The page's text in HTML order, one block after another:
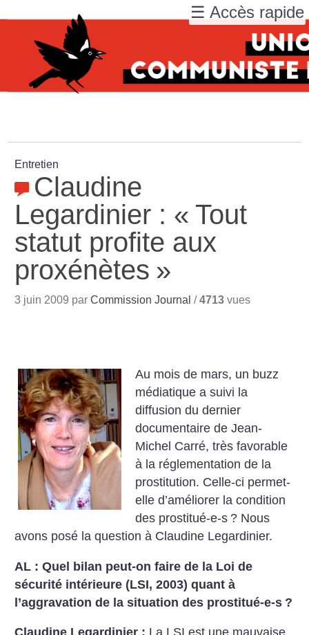
Entretien
Claudine
Legardinier : « Tout
statut profite aux
proxénètes »
3 juin 2009 parCommission Journal /4713 vues
Au mois de mars, un buzz
médiatique a suivi la
diffusion du dernier
documentaire de Jean-
Michel Carré, très favorable
à la réglementation de la
prostitution. Celle-ci permet-
elle d’améliorer la condition
des prostitué-e-s ? Nous
avons posé la question à Claudine Legardinier.
AL : Quel bilan peut-on faire de la Loi de
sécurité intérieure (LSI, 2003) quant à
l’aggravation de la situation des prostitué-e-s ?
☰ Accès rapide